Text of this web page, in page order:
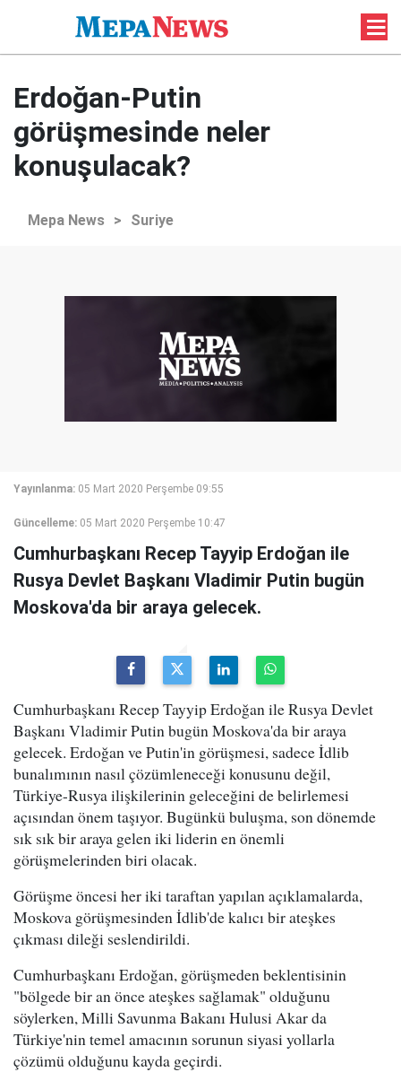
Erdoğan-Putin
görüşmesinde neler
konuşulacak?
Mepa News > Suriye
Yayınlanma: 05 Mart 2020 Perşembe 09:55
Güncelleme: 05 Mart 2020 Perşembe 10:47
Cumhurbaşkanı Recep Tayyip Erdoğan ile
Rusya Devlet Başkanı Vladimir Putin bugün
Moskova'da bir araya gelecek.
Cumhurbaşkanı Recep Tayyip Erdoğan ile Rusya Devlet
Başkanı Vladimir Putin bugün Moskova'da bir araya
gelecek. Erdoğan ve Putin'in görüşmesi, sadece İdlib
bunalımının nasıl çözümleneceği konusunu değil,
Türkiye-Rusya ilişkilerinin geleceğini de belirlemesi
açısından önem taşıyor. Bugünkü buluşma, son dönemde
sık sık bir araya gelen iki liderin en önemli
görüşmelerinden biri olacak.
Görüşme öncesi her iki taraftan yapılan açıklamalarda,
Moskova görüşmesinden İdlib'de kalıcı bir ateşkes
çıkması dileği seslendirildi.
Cumhurbaşkanı Erdoğan, görüşmeden beklentisinin
"bölgede bir an önce ateşkes sağlamak" olduğunu
söylerken, Milli Savunma Bakanı Hulusi Akar da
Türkiye'nin temel amacının sorunun siyasi yollarla
çözümü olduğunu kayda geçirdi.